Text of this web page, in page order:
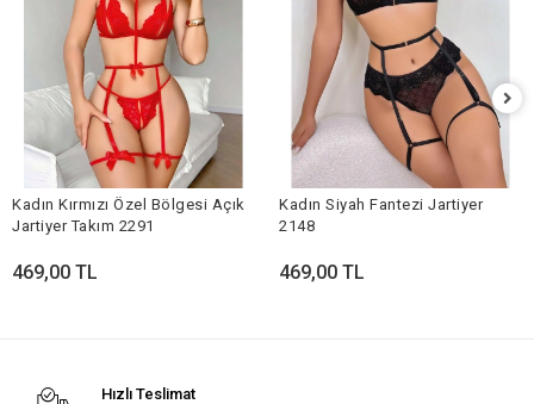
Kadın Kırmızı Özel Bölgesi Açık
Jartiyer Takım 2291
469,00 TL
Kadın Siyah Fantezi Jartiyer
2148
469,00 TL
Hızlı Teslimat